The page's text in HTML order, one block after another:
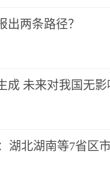
出两条路径？
成 未来对我国无影
湖北湖南等7省区